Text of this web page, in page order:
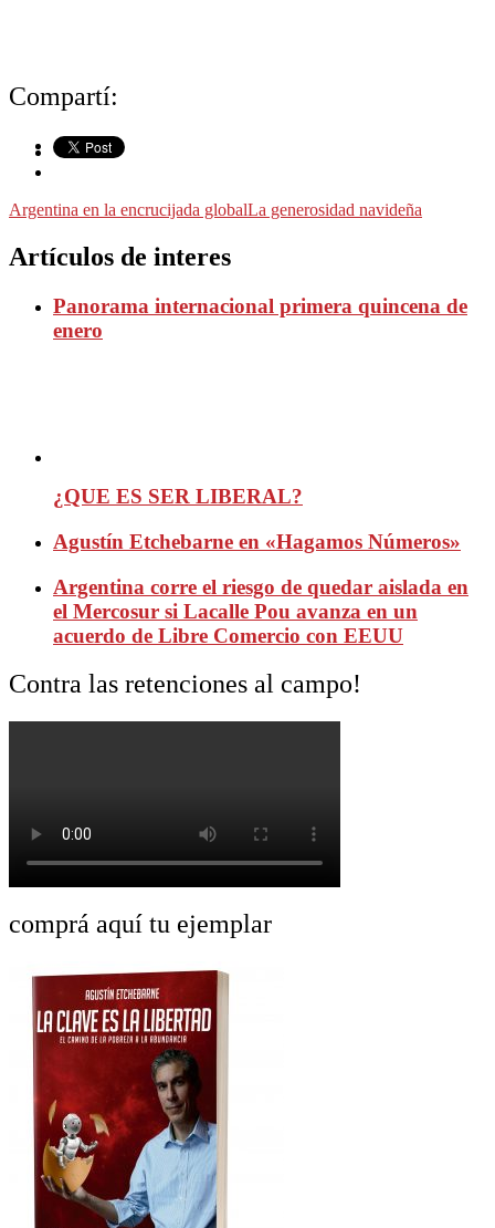
Compartí:
Argentina en la encrucijada globalLa generosidad navideña
Artículos de interes
Panorama internacional primera quincena de
enero
¿QUE ES SER LIBERAL?
Agustín Etchebarne en «Hagamos Números»
Argentina corre el riesgo de quedar aislada en
el Mercosur si Lacalle Pou avanza en un
acuerdo de Libre Comercio con EEUU
Contra las retenciones al campo!
comprá aquí tu ejemplar